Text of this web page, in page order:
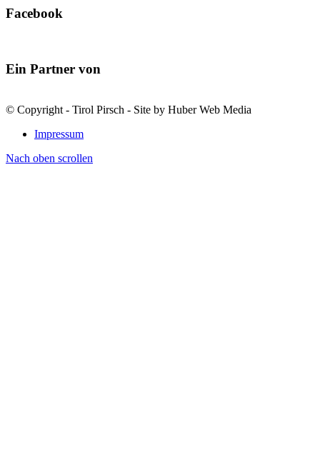
Facebook
Ein Partner von
© Copyright - Tirol Pirsch - Site by Huber Web Media
Impressum
Nach oben scrollen